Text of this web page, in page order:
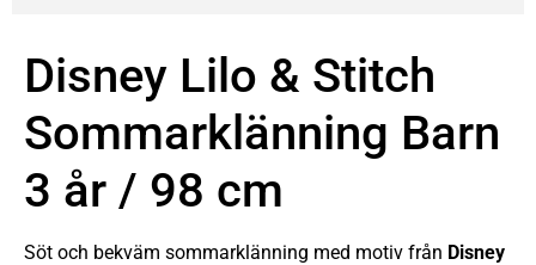
Disney Lilo & Stitch
Sommarklänning Barn
3 år / 98 cm
Söt och bekväm sommarklänning med motiv från Disney